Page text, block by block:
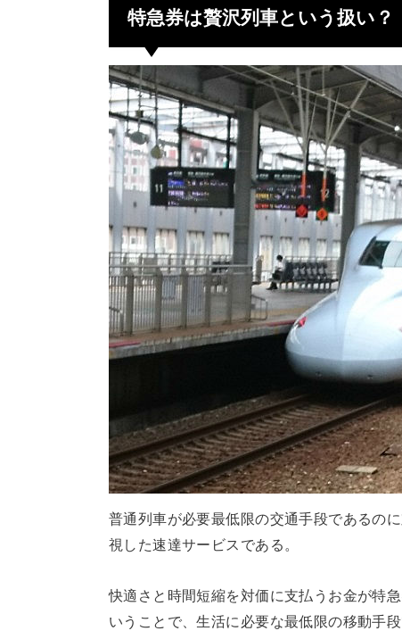
特急券は贅沢列車という扱い？
普通列車が必要最低限の交通手段であるの
視した速達サービスである。
快適さと時間短縮を対価に支払うお金が特
いうことで、生活に必要な最低限の移動手段